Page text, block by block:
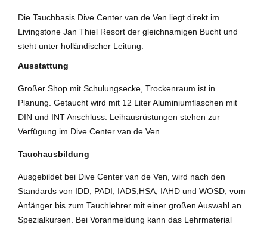
Die Tauchbasis Dive Center van de Ven liegt direkt im
Livingstone Jan Thiel Resort der gleichnamigen Bucht und
steht unter holländischer Leitung.
Ausstattung
Großer Shop mit Schulungsecke, Trockenraum ist in
Planung. Getaucht wird mit 12 Liter Aluminiumflaschen mit
DIN und INT Anschluss. Leihausrüstungen stehen zur
Verfügung im Dive Center van de Ven.
Tauchausbildung
Ausgebildet bei Dive Center van de Ven, wird nach den
Standards von IDD, PADI, IADS,HSA, IAHD und WOSD, vom
Anfänger bis zum Tauchlehrer mit einer großen Auswahl an
Spezialkursen. Bei Voranmeldung kann das Lehrmaterial